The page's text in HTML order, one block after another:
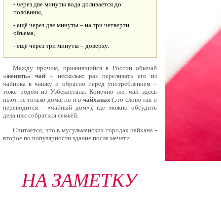
- через две минуты вода доливается до
половины,
- ещё через две минуты – на три четверти
объема,
- ещё через три минуты – доверху.
Между прочим, прижившийся в России обычай
«женить» чай– несколько раз переливать его из
чайника в чашку и обратно перед употреблением –
тоже родом из Узбекистана. Конечно же, чай здесь
пьют не только дома, но и в чайханах(это слово так и
переводится - «чайный дом»), где можно обсудить
дела или собраться семьёй.
Считается, что в мусульманских городах чайхана -
второе по популярности здание после мечети.
НА ЗАМЕТКУ